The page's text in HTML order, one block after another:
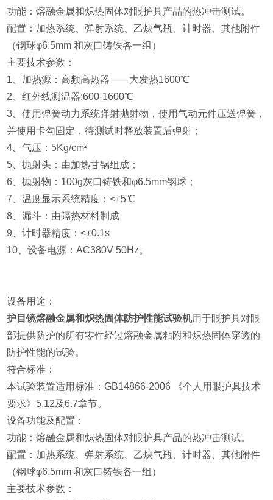
功能：熔融金属和炽热固体对眼护具产品的热冲击测试。
配置：加热系统、弹射系统、乙炔气瓶、计时器、其他附件
（钢球φ6.5mm 和灰口铸铁各一组）
主要技术参数：
1、加热源：高频高热器——大发热1600℃
2、红外线测温器:600-1600℃
3、使用弹簧动力系统弹射抛射物，使用气动元件压送弹簧，
并使用卡勾固定，待测试时释放装置后弹射；
4、气压：5Kg/cm²
5、抛射头：由加热甘锅组成；
6、抛射物：100g灰口铸铁和φ6.5mm钢球；
7、温度显示系统精度：<±5℃
8、漏斗：由隔热材料制成
9、计时器精度：≤±0.1s
10、设备电源：AC380V 50Hz。
设备用途：
护目镜熔融金属和炽热固体防护性能试验机用于眼护具对眼
部提供防护的所有零件经过熔融金属粘附和炽热固体穿透的
防护性能的试验。
符合标准：
本试验装置适用标准：GB14866-2006 《个人用眼护具技术
要求》5.12及6.7章节。
设备功能及配置：
功能：熔融金属和炽热固体对眼护具产品的热冲击测试。
配置：加热系统、弹射系统、乙炔气瓶、计时器、其他附件
（钢球φ6.5mm 和灰口铸铁各一组）
主要技术参数：